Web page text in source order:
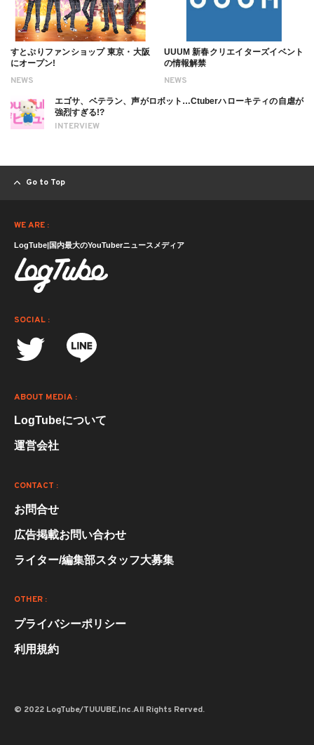
NEWS
すとぷりファンショップ 東京・大阪
にオープン!
NEWS
UUUM 新春クリエイターズイベント
の情報解禁
INTERVIEW
エゴサ、ベテラン、声がロボット…Ctuberハローキティの自虐が
強烈すぎる!?
Go to Top
WE ARE :
LogTube|国内最大のYouTuberニュースメディア
SOCIAL :
ABOUT MEDIA :
LogTubeについて
運営会社
CONTACT :
お問合せ
広告掲載お問い合わせ
ライター/編集部スタッフ大募集
OTHER :
プライバシーポリシー
利用規約
© 2022 LogTube/TUUUBE,Inc.All Rights Rerved.